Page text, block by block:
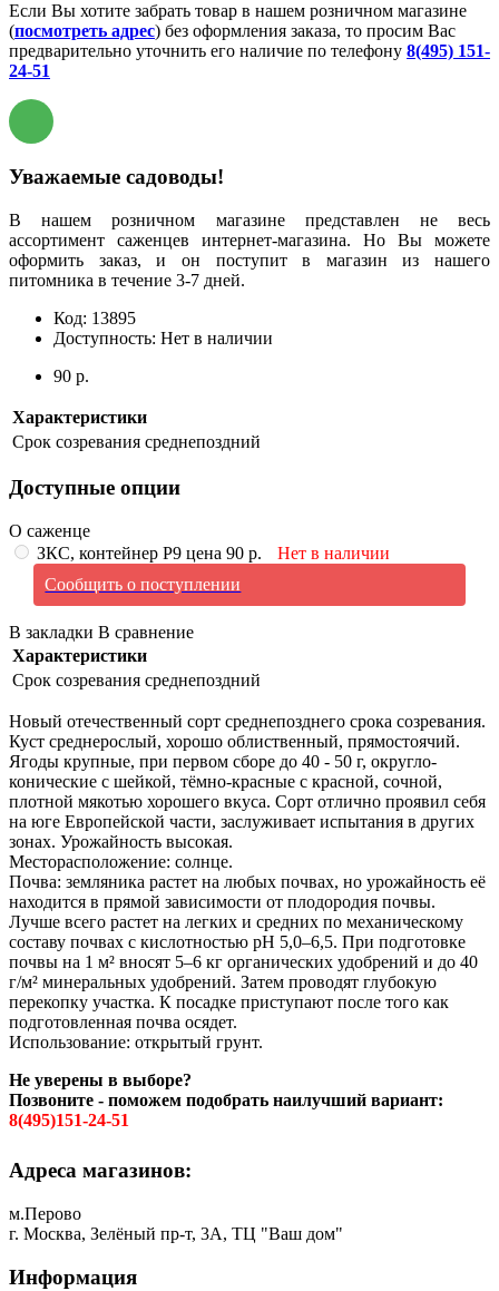
Если Вы хотите забрать товар в нашем розничном магазине
(посмотреть адрес) без оформления заказа, то просим Вас
предварительно уточнить его наличие по телефону 8(495) 151-
24-51
Уважаемые садоводы!
В нашем розничном магазине представлен не весь
ассортимент саженцев интернет-магазина. Но Вы можете
оформить заказ, и он поступит в магазин из нашего
питомника в течение 3-7 дней.
Код: 13895
Доступность: Нет в наличии
90 р.
Характеристики
Срок созревания среднепоздний
Доступные опции
О саженце
ЗКС, контейнер Р9 цена 90 р.
Нет в наличии
Сообщить о поступлении
В закладки В сравнение
Характеристики
Срок созревания среднепоздний
Новый отечественный сорт среднепозднего срока созревания.
Куст среднерослый, хорошо облиственный, прямостоячий.
Ягоды крупные, при первом сборе до 40 - 50 г, округло-
конические с шейкой, тёмно-красные с красной, сочной,
плотной мякотью хорошего вкуса. Сорт отлично проявил себя
на юге Европейской части, заслуживает испытания в других
зонах. Урожайность высокая.
Месторасположение: солнце.
Почва: земляника растет на любых почвах, но урожайность её
находится в прямой зависимости от плодородия почвы.
Лучше всего растет на легких и средних по механическому
составу почвах с кислотностью рН 5,0–6,5. При подготовке
почвы на 1 м² вносят 5–6 кг органических удобрений и до 40
г/м² минеральных удобрений. Затем проводят глубокую
перекопку участка. К посадке приступают после того как
подготовленная почва осядет.
Использование: открытый грунт.
Не уверены в выборе?
Позвоните - поможем подобрать наилучший вариант:
8(495)151-24-51
Адреса магазинов:
м.Перово
г. Москва, Зелёный пр-т, 3А, ТЦ "Ваш дом"
Информация